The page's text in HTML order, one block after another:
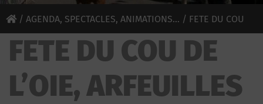
/ AGENDA, SPECTACLES, ANIMATIONS... / FETE DU COU
DE L’OIE
FETE DU COU DE
L’OIE, ARFEUILLES